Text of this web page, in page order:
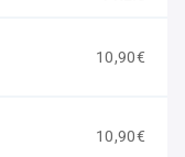
10,90€
10,90€